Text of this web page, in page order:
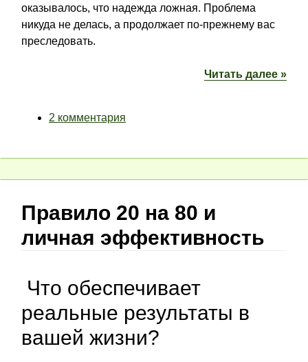
оказывалось, что надежда ложная. Проблема
никуда не делась, а продолжает по-прежнему вас
преследовать.
Читать далее »
2 комментария
Правило 20 на 80 и
личная эффективность
Что обеспечивает
реальные результаты в
вашей жизни?